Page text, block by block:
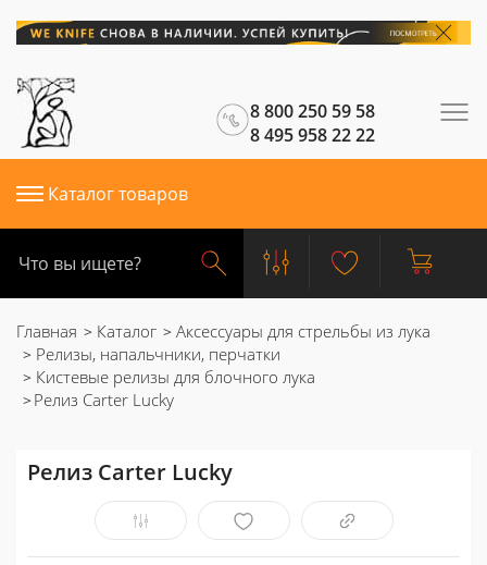
8 800 250 59 58
8 495 958 22 22
Каталог товаров
Главная Каталог
Аксессуары для стрельбы из лука
Релизы, напальчники, перчатки
Кистевые релизы для блочного лука
Релиз Carter Lucky
Релиз Carter Lucky